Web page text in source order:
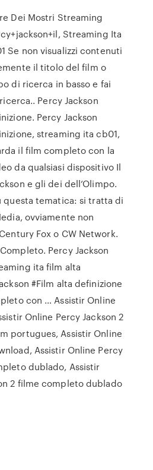
Dei Mostri Streaming
Streaming Ita
Se non visualizzi contenuti
il titolo del film o
di ricerca in basso e fai
Percy Jackson
Percy Jackson
streaming ita cb01,
il film completo con la
da qualsiasi dispositivo Il
e gli dei dell’Olimpo.
questa tematica: si tratta di
ovviamente non
Fox o CW Network.
Percy Jackson
ita film alta
#Film alta definizione
con … Assistir Online
Online Percy Jackson 2
portugues, Assistir Online
Assistir Online Percy
dublado, Assistir
2 filme completo dublado